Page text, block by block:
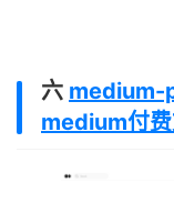
六 medium-
medium付